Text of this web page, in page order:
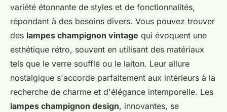
variété étonnante de styles et de fonctionnalités,
répondant à des besoins divers. Vous pouvez trouver
des lampes champignon vintage qui évoquent une
esthétique rétro, souvent en utilisant des matériaux
tels que le verre soufflé ou le laiton. Leur allure
nostalgique s'accorde parfaitement aux intérieurs à la
recherche de charme et d'élégance intemporelle. Les
lampes champignon design, innovantes, se